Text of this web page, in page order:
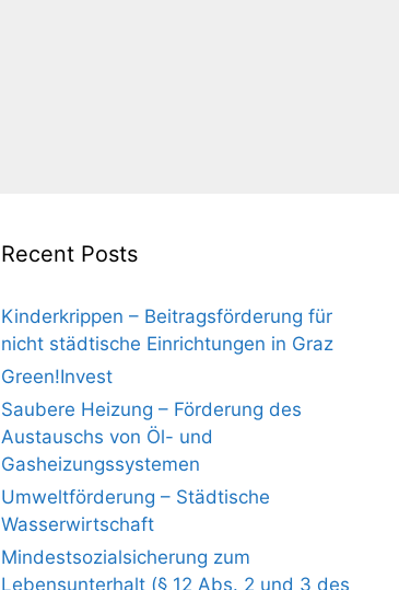
Recent Posts
Kinderkrippen – Beitragsförderung für
nicht städtische Einrichtungen in Graz
Green!Invest
Saubere Heizung – Förderung des
Austauschs von Öl- und
Gasheizungssystemen
Umweltförderung – Städtische
Wasserwirtschaft
Mindestsozialsicherung zum
Lebensunterhalt (§ 12 Abs. 2 und 3 des